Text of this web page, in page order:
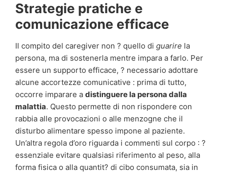
Strategie pratiche e
comunicazione efficace
Il compito del caregiver non ? quello di guarire la
persona, ma di sostenerla mentre impara a farlo. Per
essere un supporto efficace, ? necessario adottare
alcune accortezze comunicative : prima di tutto,
occorre imparare a distinguere la persona dalla
malattia. Questo permette di non rispondere con
rabbia alle provocazioni o alle menzogne che il
disturbo alimentare spesso impone al paziente.
Un’altra regola d’oro riguarda i commenti sul corpo : ?
essenziale evitare qualsiasi riferimento al peso, alla
forma fisica o alla quantit? di cibo consumata, sia in